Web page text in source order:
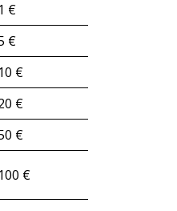
1 €
€
10 €
€
€
100 €